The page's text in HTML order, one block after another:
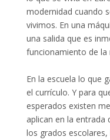
modernidad cuando
vivimos. En una
una salida que es
funcionamiento de la
En la escuela lo que
el currículo. Y para
esperados existen
aplican en la entrada
los grados